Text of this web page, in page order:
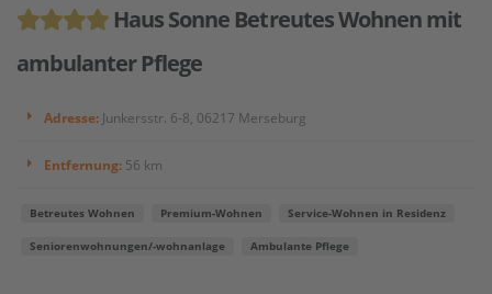
Haus Sonne Betreutes Wohnen mit
ambulanter Pflege
Adresse: Junkersstr. 6-8, 06217 Merseburg
Entfernung: 56 km
Betreutes Wohnen Premium-Wohnen Service-Wohnen in Residenz
Seniorenwohnungen/-wohnanlage Ambulante Pflege